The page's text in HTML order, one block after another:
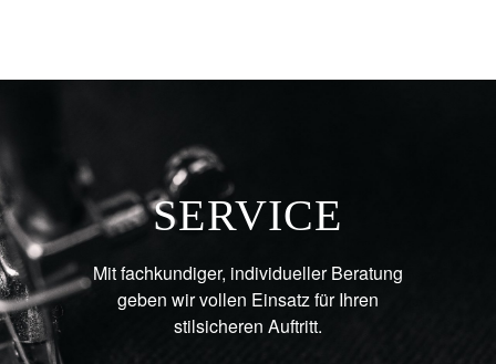
SERVICE
Mit fachkundiger, individueller Beratung
geben wir vollen Einsatz für Ihren
stilsicheren Auftritt.